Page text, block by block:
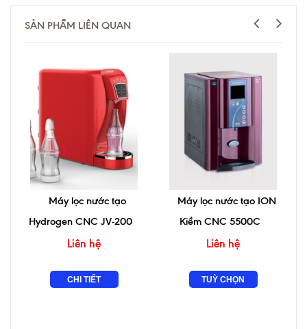
SẢN PHẨM LIÊN QUAN
Máy lọc nước tạo
Hydrogen CNC JV-200
Liên hệ
CHI TIẾT
Máy lọc nước tạo ION
Kiềm CNC 5500C
Liên hệ
TUỲ CHỌN